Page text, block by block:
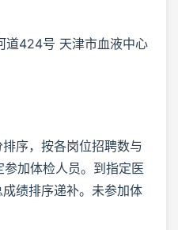
道424号 天津市血液中心
序，按各岗位招聘数与
参加体检人员。到指定医
绩排序递补。未参加体